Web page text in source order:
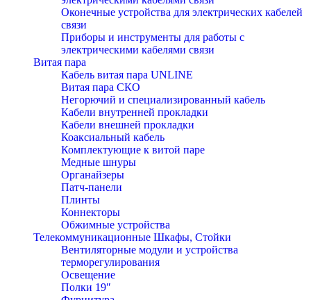
Оконечные устройства для электрических кабелей
связи
Приборы и инструменты для работы с
электрическими кабелями связи
Витая пара
Кабель витая пара UNLINE
Витая пара СКО
Негорючий и специализированный кабель
Кабели внутренней прокладки
Кабели внешней прокладки
Коаксиальный кабель
Комплектующие к витой паре
Медные шнуры
Органайзеры
Патч-панели
Плинты
Коннекторы
Обжимные устройства
Телекоммуникационные Шкафы, Стойки
Вентиляторные модули и устройства
терморегулирования
Освещение
Полки 19″